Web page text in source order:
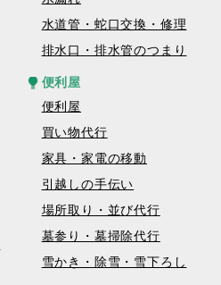
水道管・蛇口交換・修理
排水口・排水管のつまり
便利屋
便利屋
買い物代行
家具・家電の移動
引越しの手伝い
場所取り・並び代行
墓参り・墓掃除代行
雪かき・除雪・雪下ろし